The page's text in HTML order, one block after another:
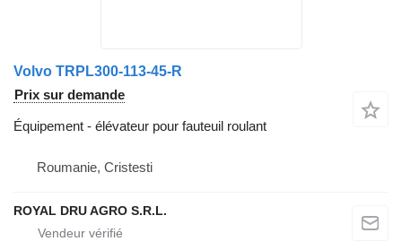
Volvo TRPL300-113-45-R
Prix sur demande
Équipement - élévateur pour fauteuil roulant
Roumanie, Cristesti
ROYAL DRU AGRO S.R.L.